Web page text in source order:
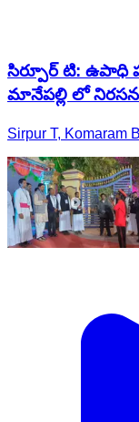
సిర్పూర్ టి: ఉపాధి
మానేపల్లి లో
Sirpur T, Komaram